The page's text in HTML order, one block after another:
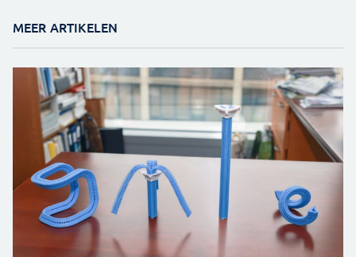
MEER ARTIKELEN